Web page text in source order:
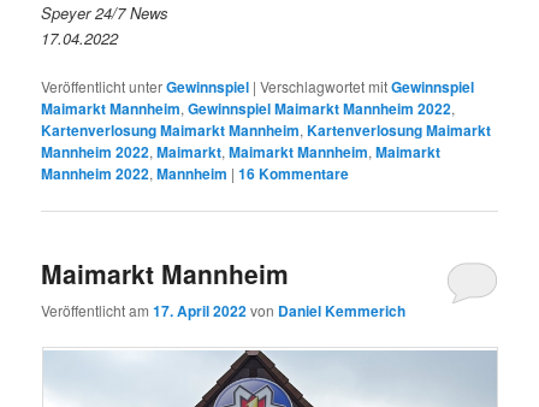
Speyer 24/7 News
17.04.2022
Veröffentlicht unterGewinnspiel |Verschlagwortet mitGewinnspiel
Maimarkt Mannheim,Gewinnspiel Maimarkt Mannheim 2022,
Kartenverlosung Maimarkt Mannheim,Kartenverlosung Maimarkt
Mannheim 2022,Maimarkt,Maimarkt Mannheim,Maimarkt
Mannheim 2022,Mannheim |16Kommentare
Maimarkt Mannheim
Veröffentlicht am17. April 2022von Daniel Kemmerich